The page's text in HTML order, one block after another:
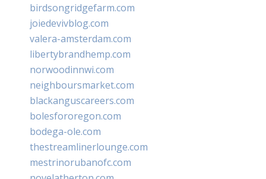
birdsongridgefarm.com
joiedevivblog.com
valera-amsterdam.com
libertybrandhemp.com
norwoodinnwi.com
neighboursmarket.com
blackanguscareers.com
bolesfororegon.com
bodega-ole.com
thestreamlinerlounge.com
mestrinorubanofc.com